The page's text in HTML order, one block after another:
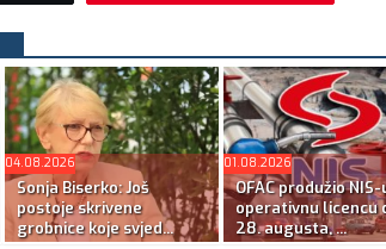
04.08.2026
Sonja Biserko: Još
postoje skrivene
grobnice koje svjed...
01.08.2026
OFAC produžio NIS-
operativnu licencu
28. augusta, ...